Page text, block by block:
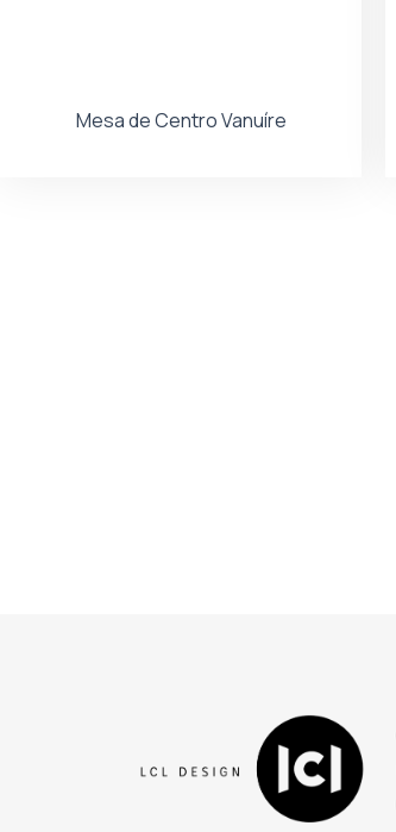
Mesa de Centro Vanuíre